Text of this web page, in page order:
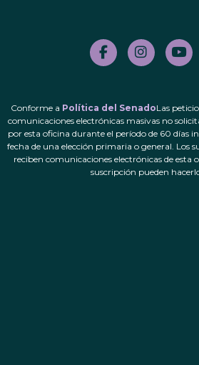
Conforme a Política del SenadoLas
comunicaciones electrónicas masivas no
por esta oficina durante el período de 60 días
fecha de una elección primaria o general. Los
reciben comunicaciones electrónicas de esta
suscripción pueden